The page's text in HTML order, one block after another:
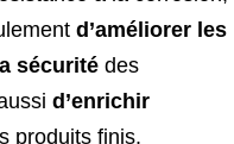
d’améliorer les
sécurité des
d’enrichir
produits finis.